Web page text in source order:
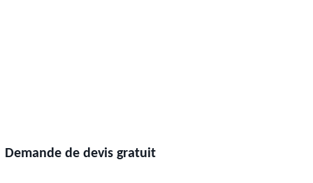
Demande de devis gratuit